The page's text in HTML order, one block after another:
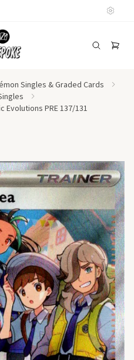
Singles & Graded Cards
Evolutions PRE 137/131